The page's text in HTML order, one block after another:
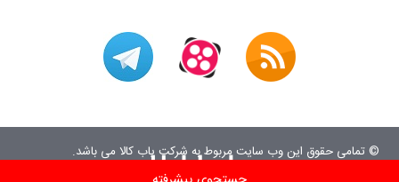
© تمامی حقوق این وب سایت مربوط به شرکت یاب کالا می باشد.
طراحی و توسعه: